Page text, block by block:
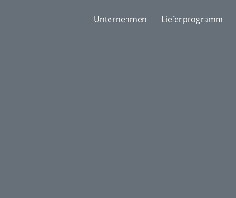
Unternehmen Lieferprogramm